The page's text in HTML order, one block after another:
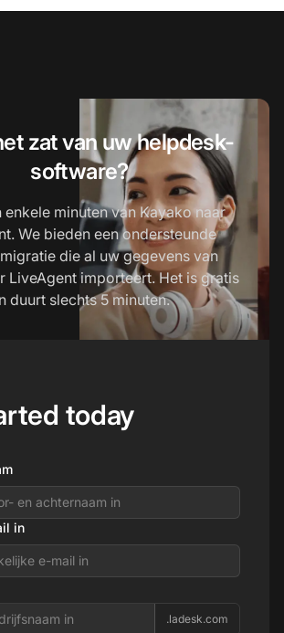
zat van uw helpdesk-
software?
enkele minuten van Kayako naar
We bieden een ondersteunde
die al uw gegevens van
LiveAgent importeert. Het is gratis
duurt slechts 5 minuten.
today
in
.ladesk.com